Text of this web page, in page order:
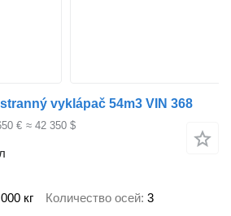
vyklápač 54m3 VIN 368
€ ≈ 42 350 $
кг Количество осей 3